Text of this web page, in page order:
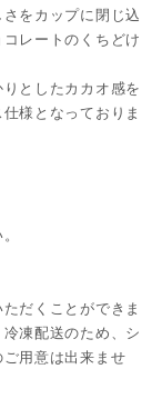
をカップに閉じ込
レートのくちどけ
としたカカオ感を
様となっておりま
だくことができま
凍配送のため、シ
用意は出来ませ